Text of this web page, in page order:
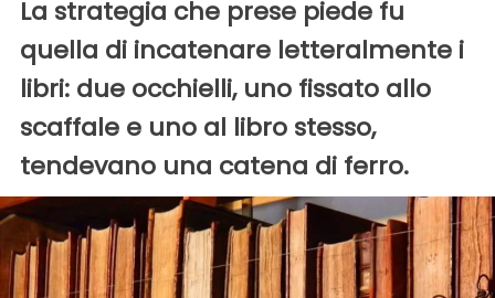
La strategia che prese piede fu
quella di incatenare letteralmente i
libri: due occhielli, uno fissato allo
scaffale e uno al libro stesso,
tendevano una catena di ferro.